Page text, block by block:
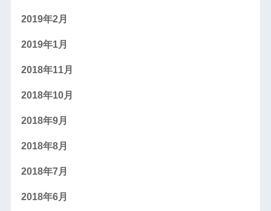
2019年2月
2019年1月
2018年11月
2018年10月
2018年9月
2018年8月
2018年7月
2018年6月